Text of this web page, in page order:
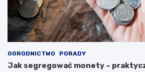
OGRODNICTWO PORADY
Jak segregować monety –